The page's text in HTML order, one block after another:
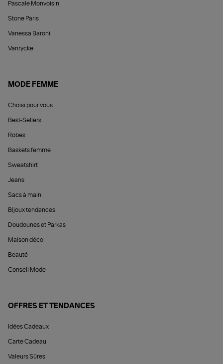
Pascale Monvoisin
Stone Paris
Vanessa Baroni
Vanrycke
MODE FEMME
Choisi pour vous
Best-Sellers
Robes
Baskets femme
Sweatshirt
Jeans
Sacs à main
Bijoux tendances
Doudounes et Parkas
Maison déco
Beauté
Conseil Mode
OFFRES ET TENDANCES
Idées Cadeaux
Carte Cadeau
Valeurs Sûres